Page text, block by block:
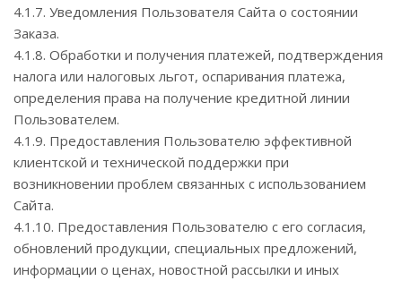
4.1.7. Уведомления Пользователя Сайта о состоянии
Заказа.
4.1.8. Обработки и получения платежей, подтверждения
налога или налоговых льгот, оспаривания платежа,
определения права на получение кредитной линии
Пользователем.
4.1.9. Предоставления Пользователю эффективной
клиентской и технической поддержки при
возникновении проблем связанных с использованием
Сайта.
4.1.10. Предоставления Пользователю с его согласия,
обновлений продукции, специальных предложений,
информации о ценах, новостной рассылки и иных